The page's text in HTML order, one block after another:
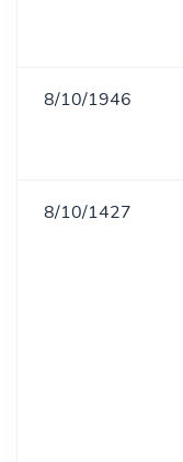
8/10/1946
8/10/1427